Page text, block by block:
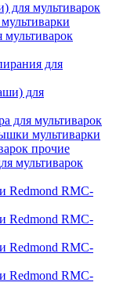
для мультиварок
мультиварок
для
для
для мультиварок
мультиварки
прочие
мультиварок
Redmond RMC-
Redmond RMC-
Redmond RMC-
Redmond RMC-